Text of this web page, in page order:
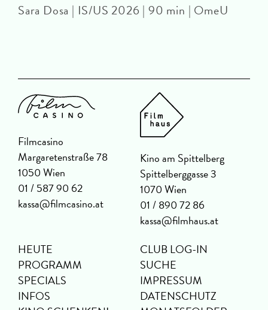
Sara Dosa | IS/US 2026 | 90 min | OmeU
Filmcasino
Margaretenstraße 78
1050 Wien
01 / 587 90 62
kassa@filmcasino.at
Kino am Spittelberg
Spittelberggasse 3
1070 Wien
01 / 890 72 86
kassa@filmhaus.at
HEUTE
PROGRAMM
SPECIALS
INFOS
CLUB LOG-IN
SUCHE
IMPRESSUM
DATENSCHUTZ